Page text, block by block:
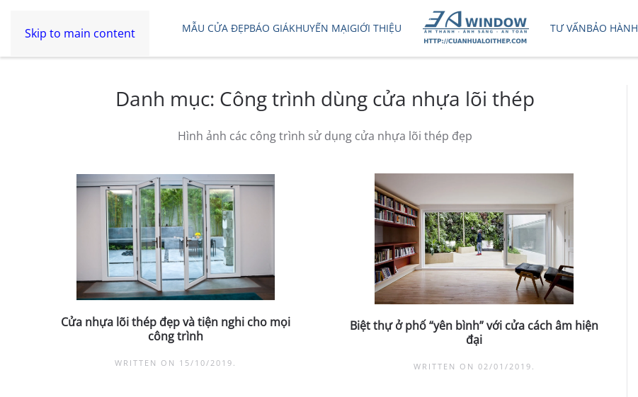
Skip to main content MẪU CỬA ĐẸPBÁO GIÁKHUYẾN MẠIGIỚI THIỆU TƯ VẤNBẢO HÀNH
Danh mục: Công trình dùng cửa nhựa lõi thép
Hình ảnh các công trình sử dụng cửa nhựa lõi thép đẹp
Cửa nhựa lõi thép đẹp và tiện nghi cho mọi
công trình
WRITTEN ON 15/10/2019 .
Biệt thự ở phố “yên bình” với cửa cách âm hiện
đại
WRITTEN ON 02/01/2019